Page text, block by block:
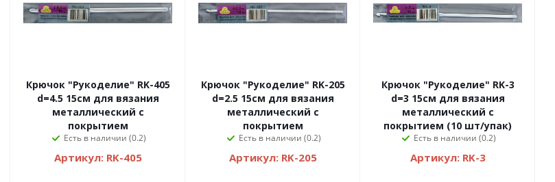
Крючок "Рукоделие" RK-405
d=4.5 15см для вязания
металлический с
покрытием
Есть в наличии (0.2)
Артикул: RK-405
Крючок "Рукоделие" RK-205
d=2.5 15см для вязания
металлический с
покрытием
Есть в наличии (0.2)
Артикул: RK-205
Крючок "Рукоделие" RK-3
d=3 15см для вязания
металлический с
покрытием (10 шт/упак)
Есть в наличии (0.2)
Артикул: RK-3